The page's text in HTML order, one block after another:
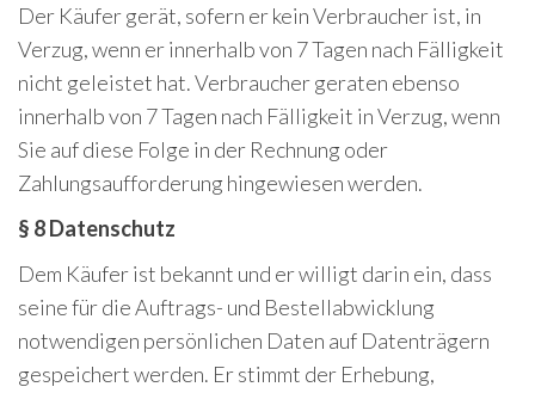
Der Käufer gerät, sofern er kein Verbraucher ist, in
Verzug, wenn er innerhalb von 7 Tagen nach Fälligkeit
nicht geleistet hat. Verbraucher geraten ebenso
innerhalb von 7 Tagen nach Fälligkeit in Verzug, wenn
Sie auf diese Folge in der Rechnung oder
Zahlungsaufforderung hingewiesen werden.
§ 8 Datenschutz
Dem Käufer ist bekannt und er willigt darin ein, dass
seine für die Auftrags- und Bestellabwicklung
notwendigen persönlichen Daten auf Datenträgern
gespeichert werden. Er stimmt der Erhebung,